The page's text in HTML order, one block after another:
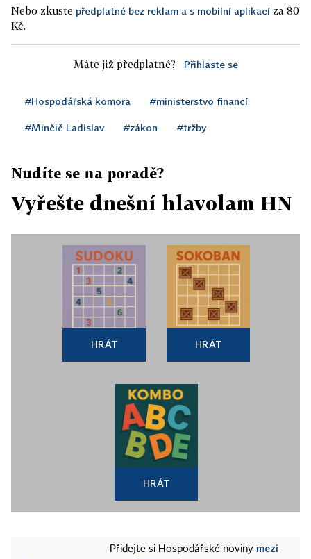
Nebo zkuste předplatné bez reklam a s mobilní aplikací za 80
Kč.
Máte již předplatné? Přihlaste se
#Hospodářská komora #ministerstvo financí
#Minčič Ladislav #zákon #tržby
Nudíte se na poradě?
Vyřešte dnešní hlavolam HN
HRÁT HRÁT
HRÁT
Přidejte si Hospodářské noviny mezi